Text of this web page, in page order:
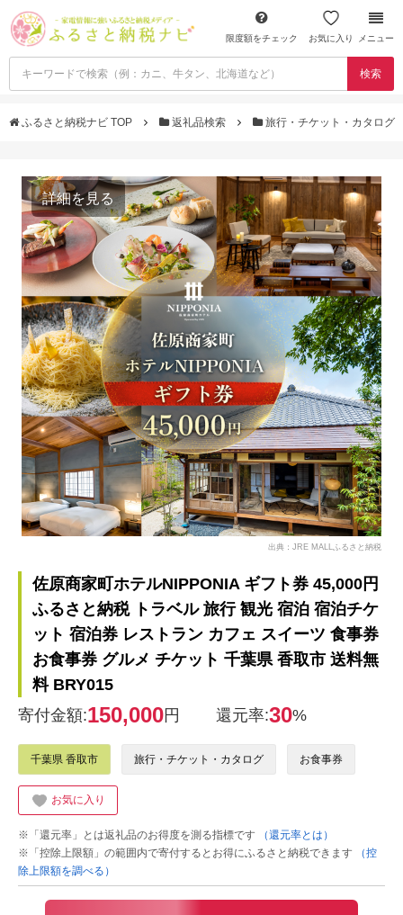
限度額をチェック お気に入り メニュー
検索
ふるさと納税ナビ TOP 返礼品検索 旅行・チケット・カタログ
詳細を見る
出典：JRE MALLふるさと納税
佐原商家町ホテルNIPPONIA ギフト券 45,000円
ふるさと納税 トラベル 旅行 観光 宿泊 宿泊チケ
ット 宿泊券 レストラン カフェ スイーツ 食事券
お食事券 グルメ チケット 千葉県 香取市 送料無
料 BRY015
寄付金額:150,000円 還元率:30%
千葉県 香取市 旅行・チケット・カタログ お食事券
お気に入り
※「還元率」とは返礼品のお得度を測る指標です
（還元率とは）
※「控除上限額」の範囲内で寄付するとお得にふるさと納税できます
（控
除上限額を調べる）